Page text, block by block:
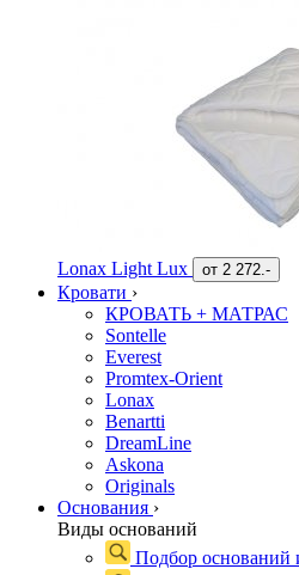
Lonax Light Lux от 2 272.-
Кровати ›
КРОВАТЬ + МАТРАС
Sontelle
Everest
Promtex-Orient
Lonax
Benartti
DreamLine
Askona
Originals
Основания ›
Виды оснований
Подбор оснований